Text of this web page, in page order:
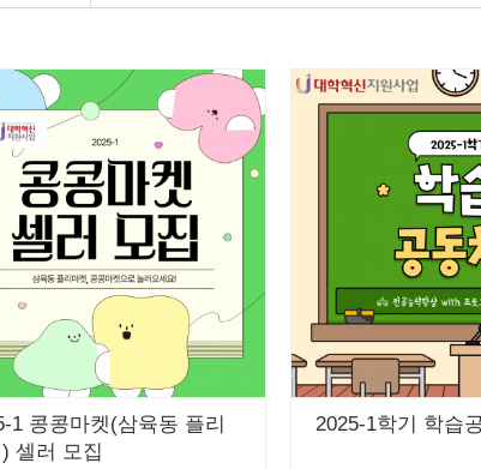
1 콩콩마켓(삼육동 플리
셀러 모집
2025-1학기 학습